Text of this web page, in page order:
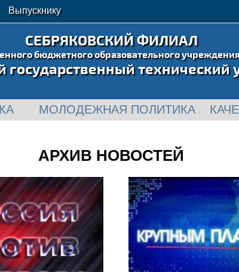
Выпускнику
СЕБРЯКОВСКИЙ ФИЛИАЛ
бюджетного образовательного
государственный технический
МОЛОДЕЖНАЯ ПОЛИТИКА
АРХИВ НОВОСТЕЙ